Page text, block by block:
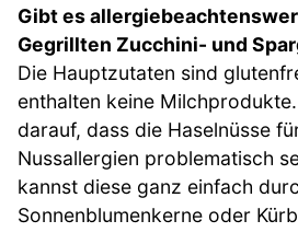
Gibt es
Gegrillten Zucchini- und
Die Hauptzutaten sind
enthalten keine
darauf, dass die Haselnüsse
Nussallergien problematisch
kannst diese ganz einfach
Sonnenblumenkerne oder